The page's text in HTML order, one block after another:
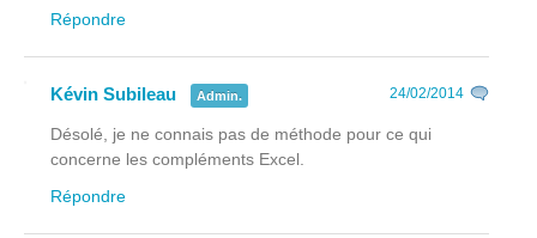
Répondre
Kévin Subileau Admin. 24/02/2014
Désolé, je ne connais pas de méthode pour ce qui
concerne les compléments Excel.
Répondre